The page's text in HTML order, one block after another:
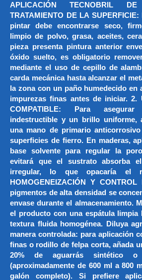
APLICACIÓN TECNOBRIL
TRATAMIENTO DE LA
pintar debe encontrarse seco,
limpio de polvo, grasa, aceites,
pieza presenta pintura anterior
óxido suelto, es obligatorio
mediante el uso de cepillo de
carda mecánica hasta alcanzar el
la zona con un paño humedecido en
impurezas finas antes de iniciar. 2.
COMPATIBLE: Para
indestructible y un brillo uniforme,
una mano de primario
superficies de fierro. En maderas,
base solvente para regular la
evitará que el sustrato absorba
irregular, lo que opacaría el
HOMOGENEIZACIÓN Y
pigmentos de alta densidad se
envase durante el almacenamiento.
el producto con una espátula limpia
textura fluida homogénea. Diluya
manera controlada: para aplicación
finas o rodillo de felpa corta, añada
20% de aguarrás sintético o
(aproximadamente de 600 ml a 800
galón completo). Si prefiere